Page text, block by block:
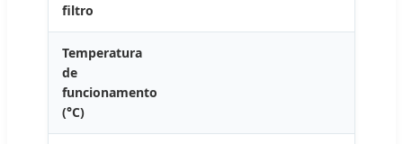
filtro
Temperatura
de
funcionamento
(°C)